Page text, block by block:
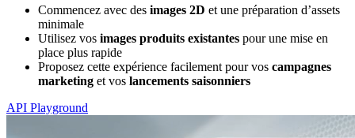
Commencez avec des images 2D et une préparation d’assets
minimale
Utilisez vos images produits existantes pour une mise en
place plus rapide
Proposez cette expérience facilement pour vos campagnes
marketing et vos lancements saisonniers
API Playground